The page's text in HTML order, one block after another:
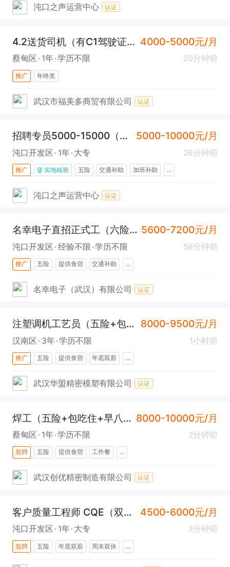
沌口之声运营中心 认证
4.2送货司机（有C1驾驶证+蔡甸） 4000-5000元/月
蔡甸区 1年 学历不限 20分钟前
推广 年终奖
武汉市福美多商贸有限公司 认证
招聘专员5000-15000（离家近+氛围好+上升空间大) 5000-10000元/月
沌口开发区 1年 大专 26分钟前
推广 实地核验 五险 交通补助 加班补助 ...
沌口之声运营中心 认证
名幸电子直招正式工（六险一金+包吃住) 5600-7200元/月
沌口开发区 经验不限 学历不限 59分钟前
推广 五险 提供食宿 交通补助 ...
名幸电子（武汉）有限公司 认证
注塑调机工艺员（五险+包吃住+汉南） 8000-9500元/月
汉南区 3年 学历不限 1小时前
推广 五险 提供食宿 年底双薪 ...
武汉华盟精密模塑有限公司 认证
焊工（五险+包吃住+早八晚五+常福） 8000-10000元/月
蔡甸区 1年 学历不限 2分钟前
急聘 五险 提供食宿 工作餐 ...
武汉创优精密制造有限公司 认证
客户质量工程师 CQE（双休+五险+0加班） 4500-6000元/月
沌口开发区 1年 大专 3分钟前
急聘 五险 年底双薪 周末双休 ...